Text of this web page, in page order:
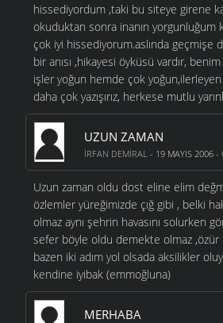
hissediyordum ,taki bu siteye girene
okuduktan sonra inanın yorgunluğum
çok iyi hissediyorum.aslında geçmişe
bir anısı ,hikayesi öyküsü vardır,
işler yoğun hemde çok
daha çok yazışırız, herkese mutlu
UZUN ZAMAN
İRFAN DEMIRAL - 19 MAYIS 2006 -
Uzun zaman oldu dost eline elim
özlemler yüreğimizde çığ gibi , belki
olmaz aynı şehrin havasını solurken
sefer böyle oldu demekte olmaz
bazen iki adım yol olsada aksilikler
kendine iyibak (emmoğluna)
MERHABA